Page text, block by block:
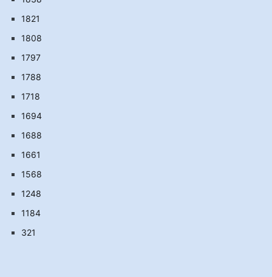
1821
1808
1797
1788
1718
1694
1688
1661
1568
1248
1184
321